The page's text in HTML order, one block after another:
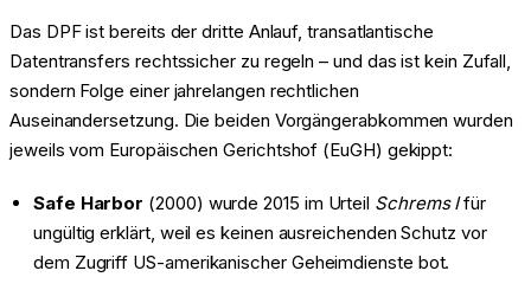
Das DPF ist bereits der dritte Anlauf, transatlantische
Datentransfers rechtssicher zu regeln – und das ist kein Zufall,
sondern Folge einer jahrelangen rechtlichen
Auseinandersetzung. Die beiden Vorgängerabkommen wurden
jeweils vom Europäischen Gerichtshof (EuGH) gekippt:
Safe Harbor (2000) wurde 2015 im Urteil Schrems Ifür
ungültig erklärt, weil es keinen ausreichenden Schutz vor
dem Zugriff US-amerikanischer Geheimdienste bot.